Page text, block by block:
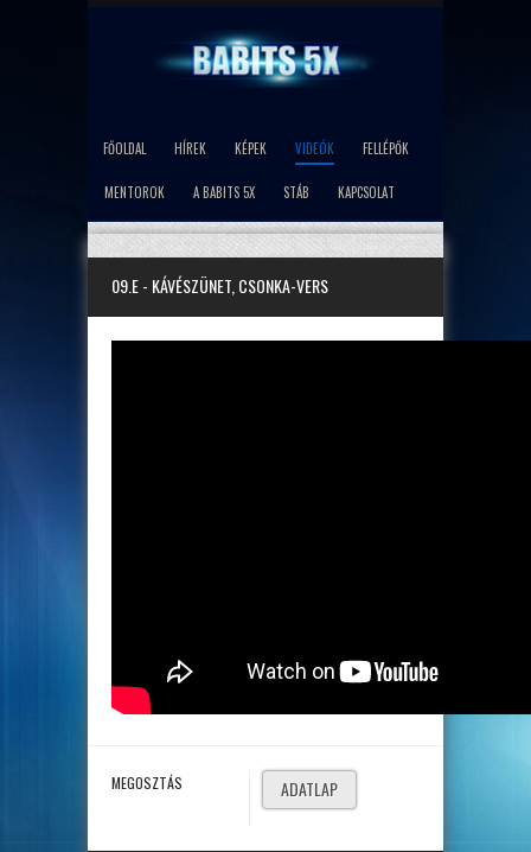
FŐOLDAL HÍREK KÉPEK VIDEÓK FELLÉPŐK
MENTOROK A BABITS 5X STÁB KAPCSOLAT
09.E - KÁVÉSZÜNET, CSONKA-VERS
MEGOSZTÁS ADATLAP